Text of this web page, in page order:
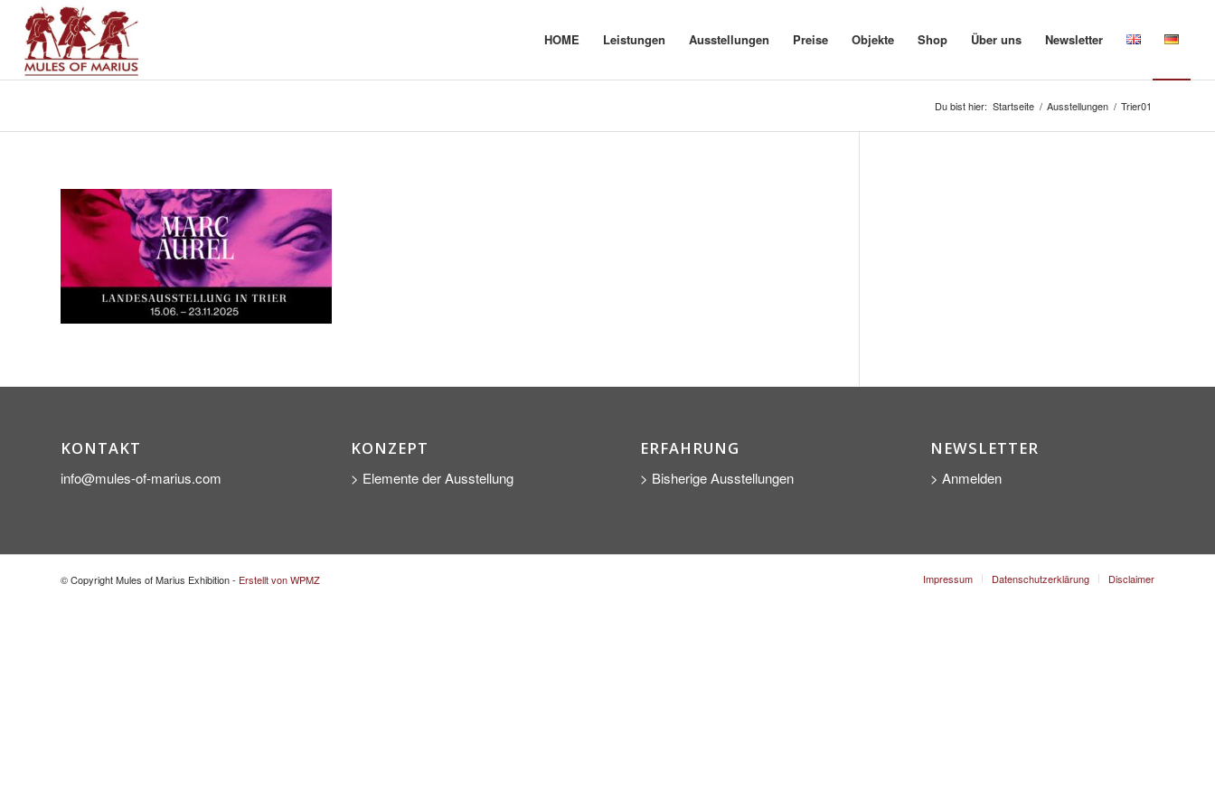
HOME Leistungen Ausstellungen Preise Objekte Shop Über uns Newsletter
Du bist hier: Startseite / Ausstellungen / Trier01
KONTAKT
info@mules-of-marius.com
KONZEPT
> Elemente der Ausstellung
ERFAHRUNG
> Bisherige Ausstellungen
NEWSLETTER
> Anmelden
© Copyright Mules of Marius Exhibition - Erstellt von WPMZ Impressum Datenschutzerklärung Disclaimer